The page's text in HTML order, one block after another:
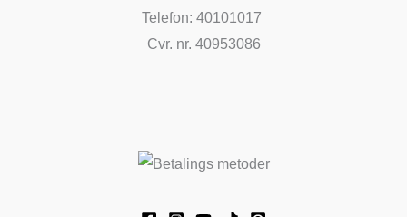
Telefon: 40101017
Cvr. nr. 40953086